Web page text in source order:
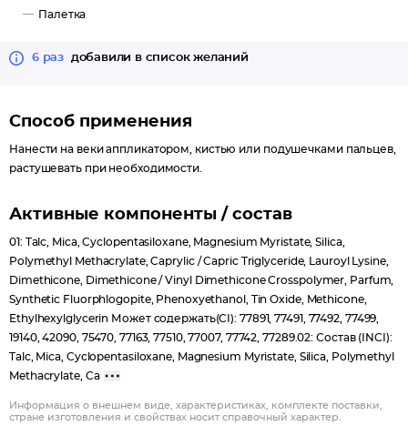
Палетка
6 раз добавили в список желаний
Способ применения
Нанести на веки аппликатором, кистью или подушечками пальцев,
растушевать при необходимости.
Активные компоненты / состав
01: Talc, Mica, Cyclopentasiloxane, Magnesium Myristate, Silica,
Polymethyl Methacrylate, Caprylic / Capric Triglyceride, Lauroyl Lysine,
Dimethicone, Dimethicone / Vinyl Dimethicone Crosspolymer, Parfum,
Synthetic Fluorphlogopite, Phenoxyethanol, Tin Oxide, Methicone,
Ethylhexylglycerin Может содержать(CI): 77891, 77491, 77492, 77499,
19140, 42090, 75470, 77163, 77510, 77007, 77742, 77289.02: Состав (INCI):
Talc, Mica, Cyclopentasiloxane, Magnesium Myristate, Silica, Polymethyl
Methacrylate, Ca
Информация о внешнем виде, характеристиках, комплекте поставки,
стране изготовления и свойствах носит справочный характер.